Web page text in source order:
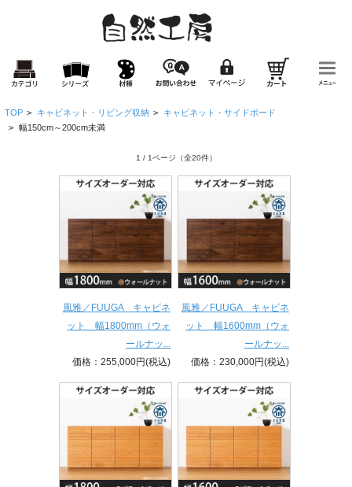
TOP > キャビネット・リビング収納 > キャビネット・サイドボード
> 幅150cm～200cm未満
1 / 1ページ （全20件）
風雅／FUUGA キャビネ
ット 幅1800mm（ウォ
ールナッ...
価格：255,000円(税込)
風雅／FUUGA キャビネ
ット 幅1600mm（ウォ
ールナッ...
価格：230,000円(税込)